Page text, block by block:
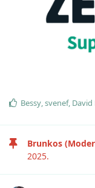
Bessy svenef, David
Brunkos
2025.